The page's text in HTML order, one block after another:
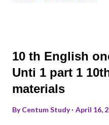
10 th English
Unti 1 part 1
materials
ByCentum Study April 16,